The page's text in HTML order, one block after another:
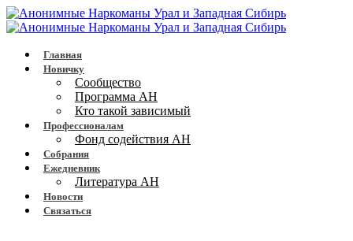
Главная
Новичку
Сообщество
Программа АН
Кто такой зависимый
Профессионалам
Фонд содействия АН
Собрания
Ежедневник
Литература АН
Новости
Связаться